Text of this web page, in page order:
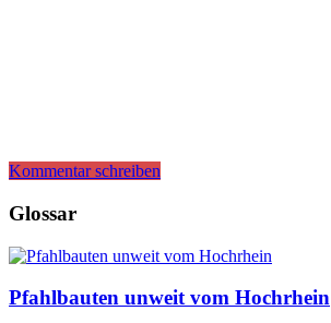
Kommentar schreiben
Glossar
Pfahlbauten unweit vom Hochrhein